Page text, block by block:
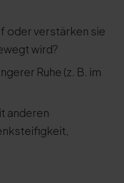
oder verstärken sie
wird?
Ruhe (z. B. im
anderen